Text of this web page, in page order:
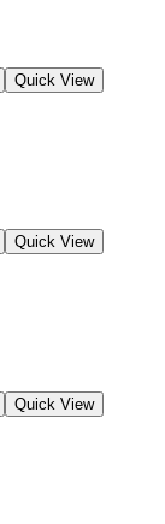
Quick View
Quick View
Quick View